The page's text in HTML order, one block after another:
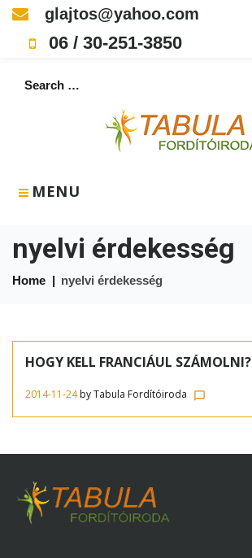
Skip
content
glajtos@yahoo.com
06 / 30-251-3850
MENU
Search
nyelvi érdekesség
Home | nyelvi érdekesség
nyelvi
érdekesség
HOGY KELL FRANCIÁUL SZÁMOLNI?
2014-11-24 byTabula Fordítóiroda chat_bubble_outline